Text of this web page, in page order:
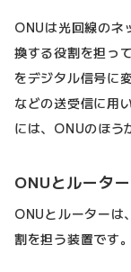
ONUは光回線のネ
換する役割を担っ
をデジタル信号に
などの送受信に用
には、ONUのほう
ONUとルータ
ONUとルーターは
割を担う装置です。